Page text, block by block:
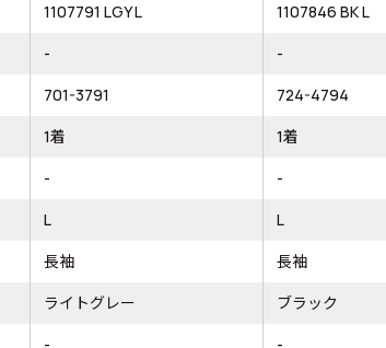
1107791 LGY L
1107846 BK L
-
-
701-3791
724-4794
1着
1着
-
-
L
L
長袖
長袖
ライトグレー
ブラック